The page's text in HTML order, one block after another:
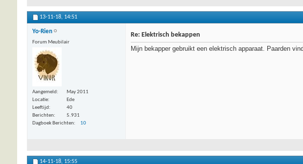
13-11-18, 14:51
Yo-Rien
Forum Meubilair
Aangemeld
May 2011
Locatie
Ede
Leeftijd
40
Berichten
5.931
Dagboek Berichten
10
Re: Elektrisch bekappen
Mijn bekapper gebruikt een elektrisch apparaat. Paarden
14-11-18, 15:55